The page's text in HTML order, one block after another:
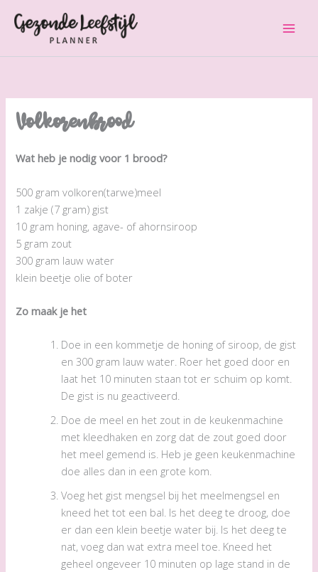
naar
inhoud
Volkorenbrood
Wat heb je nodig voor 1 brood?
500 gram volkoren(tarwe)meel
1 zakje (7 gram) gist
10 gram honing, agave- of ahornsiroop
5 gram zout
300 gram lauw water
klein beetje olie of boter
Zo maak je het
Doe in een kommetje de honing of siroop, de gist
en 300 gram lauw water. Roer het goed door en
laat het 10 minuten staan tot er schuim op komt.
De gist is nu geactiveerd.
Doe de meel en het zout in de keukenmachine
met kleedhaken en zorg dat de zout goed door
het meel gemend is. Heb je geen keukenmachine
doe alles dan in een grote kom.
Voeg het gist mengsel bij het meelmengsel en
kneed het tot een bal. Is het deeg te droog, doe
er dan een klein beetje water bij. Is het deeg te
nat, voeg dan wat extra meel toe. Kneed het
geheel ongeveer 10 minuten op lage stand in de